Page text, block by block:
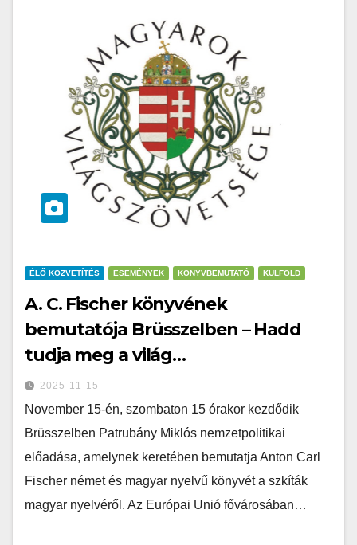
ÉLŐ KÖZVETÍTÉS ESEMÉNYEK KÖNYVBEMUTATÓ KÜLFÖLD
A. C. Fischer könyvének
bemutatója Brüsszelben – Hadd
tudja meg a világ…
2025-11-15
November 15-én, szombaton 15 órakor kezdődik
Brüsszelben Patrubány Miklós nemzetpolitikai
előadása, amelynek keretében bemutatja Anton Carl
Fischer német és magyar nyelvű könyvét a szkíták
magyar nyelvéről. Az Európai Unió fővárosában…